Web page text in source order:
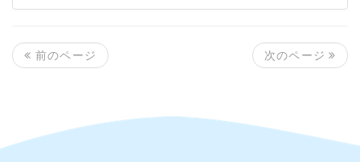
前のページ 次のページ